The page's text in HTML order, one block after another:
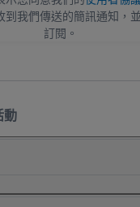
到我們傳送的簡訊通知，
訂閱。
動